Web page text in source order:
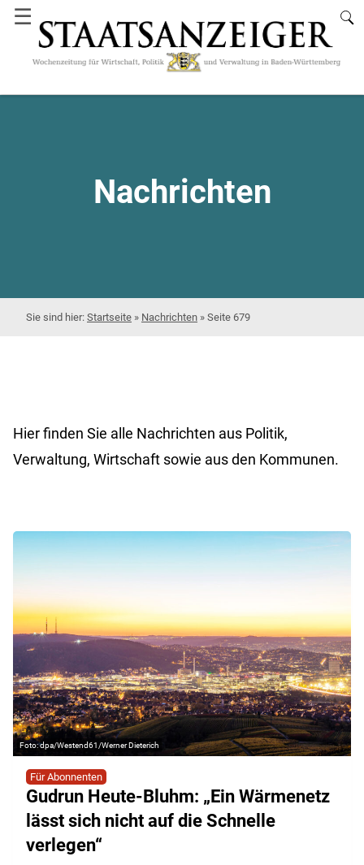
☰
Nachrichten
Startseite » Nachrichten » Seite 679
Hier finden Sie alle Nachrichten aus Politik,
Verwaltung, Wirtschaft sowie aus den Kommunen.
dpa/Westend61/Werner Dieterich
Für Abonnenten
Gudrun Heute-Bluhm: „Ein Wärmenetz
lässt sich nicht auf die Schnelle
verlegen“